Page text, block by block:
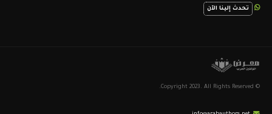
تحدث إلينا الآن
© Copyright 2023. All Rights Reserved.